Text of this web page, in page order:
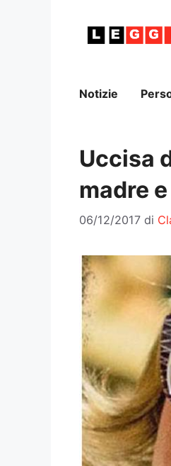
Notizie
Uccisa
madre
06/12/2017 di